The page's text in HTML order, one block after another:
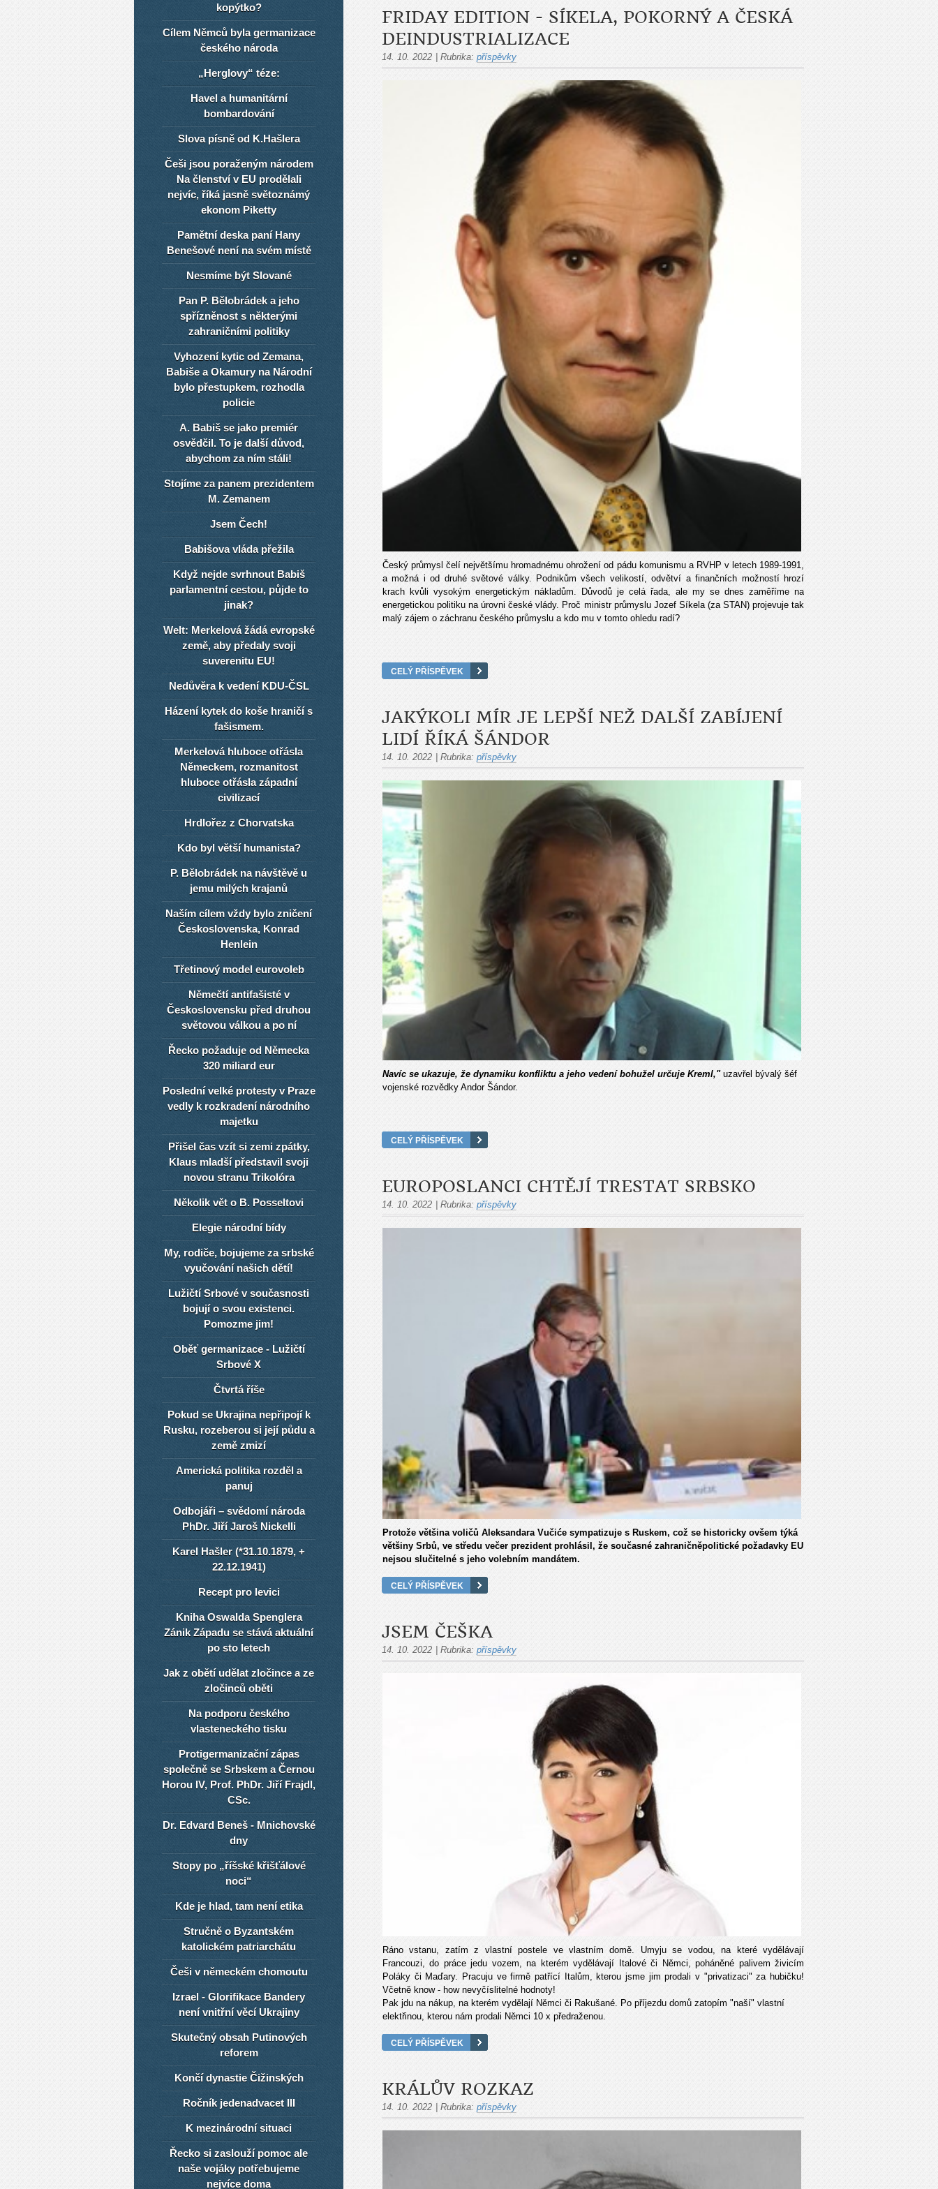
FRIDAY EDITION - SÍKELA, POKORNÝ A ČESKÁ
DEINDUSTRIALIZACE
14. 10. 2022 Rubrika: příspěvky
Český průmysl čelí největšímu hromadnému ohrožení od pádu komunismu a RVHP v letech 1989-1991,
a možná i od druhé světové války. Podnikům všech velikostí, odvětví a finančních možností hrozí
krach kvůli vysokým energetickým nákladům. Důvodů je celá řada, ale my se dnes zaměříme na
energetickou politiku na úrovni české vlády. Proč ministr průmyslu Jozef Síkela (za STAN) projevuje tak
malý zájem o záchranu českého průmyslu a kdo mu v tomto ohledu radí?
CELÝ PŘÍSPĚVEK
JAKÝKOLI MÍR JE LEPŠÍ NEŽ DALŠÍ ZABÍJENÍ
LIDÍ ŘÍKÁ ŠÁNDOR
14. 10. 2022 Rubrika: příspěvky
Navíc se ukazuje, že dynamiku konfliktu a jeho vedení bohužel určuje Kreml,"uzavřel bývalý šéf
vojenské rozvědky Andor Šándor.
CELÝ PŘÍSPĚVEK
EUROPOSLANCI CHTĚJÍ TRESTAT SRBSKO
14. 10. 2022 Rubrika: příspěvky
Protože většina voličů Aleksandara Vučiće sympatizuje s Ruskem, což se historicky ovšem týká
většiny Srbů, ve středu večer prezident prohlásil, že současné zahraničněpolitické požadavky EU
nejsou slučitelné s jeho volebním mandátem.
CELÝ PŘÍSPĚVEK
JSEM ČEŠKA
14. 10. 2022 Rubrika: příspěvky
Ráno vstanu, zatím z vlastní postele ve vlastním domě. Umyju se vodou, na které vydělávají
Francouzi, do práce jedu vozem, na kterém vydělávají Italové či Němci, poháněné palivem živicím
Poláky či Maďary. Pracuju ve firmě patřící Italům, kterou jsme jim prodali v "privatizaci" za hubičku!
Včetně know - how nevyčíslitelné hodnoty!
Pak jdu na nákup, na kterém vydělají Němci či Rakušané. Po příjezdu domů zatopím "naší" vlastní
elektřinou, kterou nám prodali Němci 10 x předraženou.
CELÝ PŘÍSPĚVEK
KRÁLŮV ROZKAZ
14. 10. 2022 Rubrika: příspěvky
kopýtko?
Cílem Němců byla germanizace
českého národa
„Herglovy“ téze:
Havel a humanitární
bombardování
Slova písně od K.Hašlera
Češi jsou poraženým národem
Na členství v EU prodělali
nejvíc, říká jasně světoznámý
ekonom Piketty
Pamětní deska paní Hany
Benešové není na svém místě
Nesmíme být Slované
Pan P. Bělobrádek a jeho
spřízněnost s některými
zahraničními politiky
Vyhození kytic od Zemana,
Babiše a Okamury na Národní
bylo přestupkem, rozhodla
policie
A. Babiš se jako premiér
osvědčil. To je další důvod,
abychom za ním stáli!
Stojíme za panem prezidentem
M. Zemanem
Jsem Čech!
Babišova vláda přežila
Když nejde svrhnout Babiš
parlamentní cestou, půjde to
jinak?
Welt: Merkelová žádá evropské
země, aby předaly svoji
suverenitu EU!
Nedůvěra k vedení KDU-ČSL
Házení kytek do koše hraničí s
fašismem.
Merkelová hluboce otřásla
Německem, rozmanitost
hluboce otřásla západní
civilizací
Hrdlořez z Chorvatska
Kdo byl větší humanista?
P. Bělobrádek na návštěvě u
jemu milých krajanů
Naším cílem vždy bylo zničení
Československa, Konrad
Henlein
Třetinový model eurovoleb
Němečtí antifašisté v
Československu před druhou
světovou válkou a po ní
Řecko požaduje od Německa
320 miliard eur
Poslední velké protesty v Praze
vedly k rozkradení národního
majetku
Přišel čas vzít si zemi zpátky,
Klaus mladší představil svoji
novou stranu Trikolóra
Několik vět o B. Posseltovi
Elegie národní bídy
My, rodiče, bojujeme za srbské
vyučování našich dětí!
Lužičtí Srbové v současnosti
bojují o svou existenci.
Pomozme jim!
Oběť germanizace - Lužičtí
Srbové X
Čtvrtá říše
Pokud se Ukrajina nepřipojí k
Rusku, rozeberou si její půdu a
země zmizí
Americká politika rozděl a
panuj
Odbojáři – svědomí národa
PhDr. Jiří Jaroš Nickelli
Karel Hašler (*31.10.1879, +
22.12.1941)
Recept pro levici
Kniha Oswalda Spenglera
Zánik Západu se stává aktuální
po sto letech
Jak z obětí udělat zločince a ze
zločinců oběti
Na podporu českého
vlasteneckého tisku
Protigermanizační zápas
společně se Srbskem a Černou
Horou IV, Prof. PhDr. Jiří Frajdl,
CSc.
Dr. Edvard Beneš - Mnichovské
dny
Stopy po „říšské křišťálové
noci“
Kde je hlad, tam není etika
Stručně o Byzantském
katolickém patriarchátu
Češi v německém chomoutu
Izrael - Glorifikace Bandery
není vnitřní věcí Ukrajiny
Skutečný obsah Putinových
reforem
Končí dynastie Čižinských
Ročník jedenadvacet III
K mezinárodní situaci
Řecko si zaslouží pomoc ale
naše vojáky potřebujeme
nejvíce doma